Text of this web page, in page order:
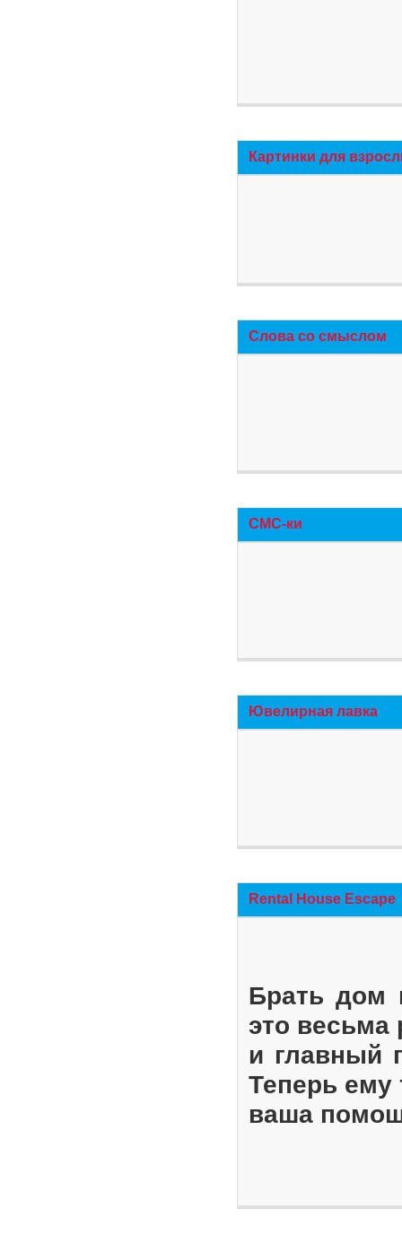
Картинки для
Слова со смыслом
СМС-ки
Ювелирная лавка
Rental House Escape
Брать дом
это весьма
и главный
Теперь ему
ваша